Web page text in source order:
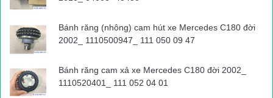
Bánh răng (nhông) cam hút xe Mercedes C180 đời
2002_ 1110500947_ 111 050 09 47
Bánh răng cam xả xe Mercedes C180 đời 2002_
1110520401_ 111 052 04 01